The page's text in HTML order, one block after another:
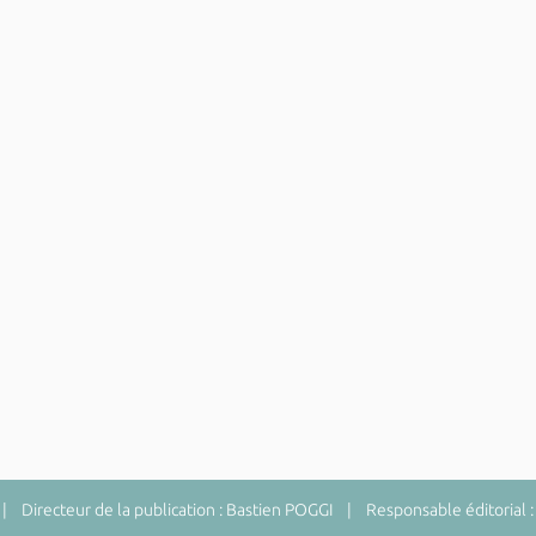
Directeur de la publication : Bastien POGGI | Responsable éditorial :